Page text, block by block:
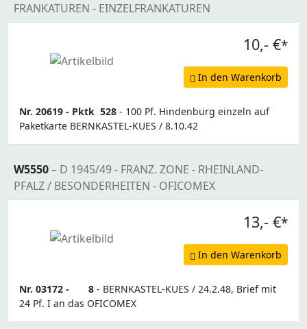
FRANKATUREN - EINZELFRANKATUREN
10,- €*
In den Warenkorb
Nr. 20619 - Pktk 528 - 100 Pf. Hindenburg einzeln auf
Paketkarte BERNKASTEL-KUES / 8.10.42
W5550– D 1945/49 - FRANZ. ZONE - RHEINLAND-
PFALZ / BESONDERHEITEN - OFICOMEX
13,- €*
In den Warenkorb
Nr. 03172 - 8 - BERNKASTEL-KUES / 24.2.48, Brief mit
24 Pf. I an das OFICOMEX